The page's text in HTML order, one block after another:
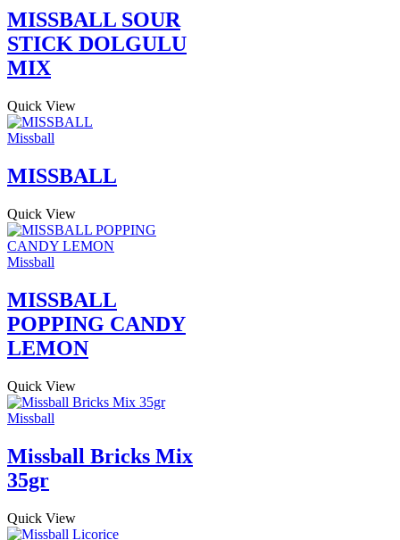
MISSBALL SOUR
STICK DOLGULU
MIX
Quick View
Missball
MISSBALL
Quick View
Missball
MISSBALL
POPPING CANDY
LEMON
Quick View
Missball
Missball Bricks Mix
35gr
Quick View